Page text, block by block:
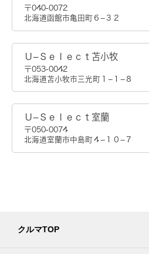
〒040-0072
北海道函館市亀田町６−３２
Ｕ−Ｓｅｌｅｃｔ苫小牧
〒053-0042
北海道苫小牧市三光町１−１−８
Ｕ−Ｓｅｌｅｃｔ室蘭
〒050-0074
北海道室蘭市中島町４−１０−７
クルマTOP